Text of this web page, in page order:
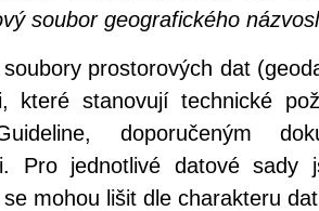
soubor geografického
prostorových dat
které stanovují technické
doporučeným
Pro jednotlivé datové sady
mohou lišit dle charakteru